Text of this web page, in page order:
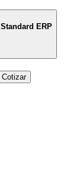
Standard ERP
Cotizar